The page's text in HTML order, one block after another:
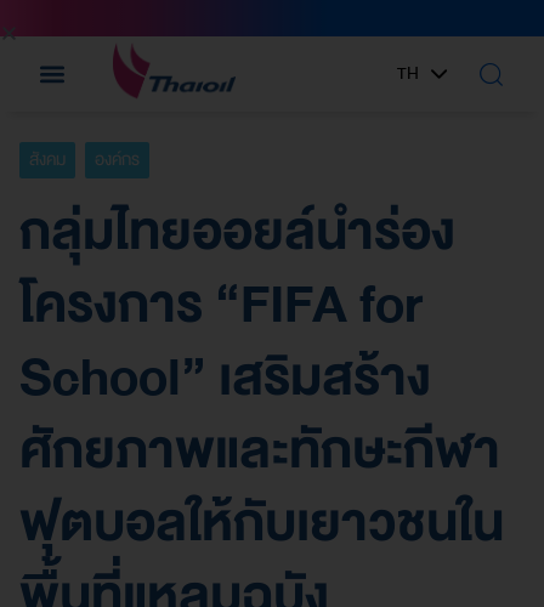
TH
EN
สังคม องค์กร
กลุ่มไทยออยล์นำร่อง
โครงการ “FIFA for
School” เสริมสร้าง
ศักยภาพและทักษะกีฬา
ฟุตบอลให้กับเยาวชนใน